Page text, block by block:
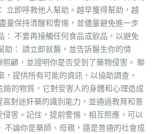
立即呼救他人幫助。越早獲得幫助，越
量保持清醒和警惕，並儘量避免進一步
： 不要再接觸任何食品或飲品，以避免
助： 請立即就醫，並告訴醫生你的情
顧，並證明你是否受到了藥物侵害。 聯
提供所有可能的資訊，以協助調查。
險的物質，它對受害人的身體和心理造成
對迷奸藥的識別能力，並通過教育和意
害。記住，提前警惕，相互照應，可以
不論你是藥師、母親，還是普通的社會成